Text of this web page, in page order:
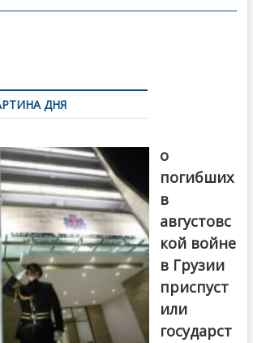
в
ДНЯ
о
погибших
в
августовс
кой войне
в Грузии
приспуст
или
государст